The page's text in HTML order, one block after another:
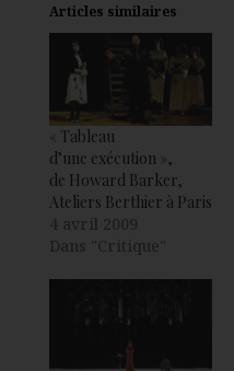
Articles similaires
« Tableau
d’une exécution »,
de Howard Barker,
Ateliers Berthier à Paris
4 avril 2009
Dans "Critique"